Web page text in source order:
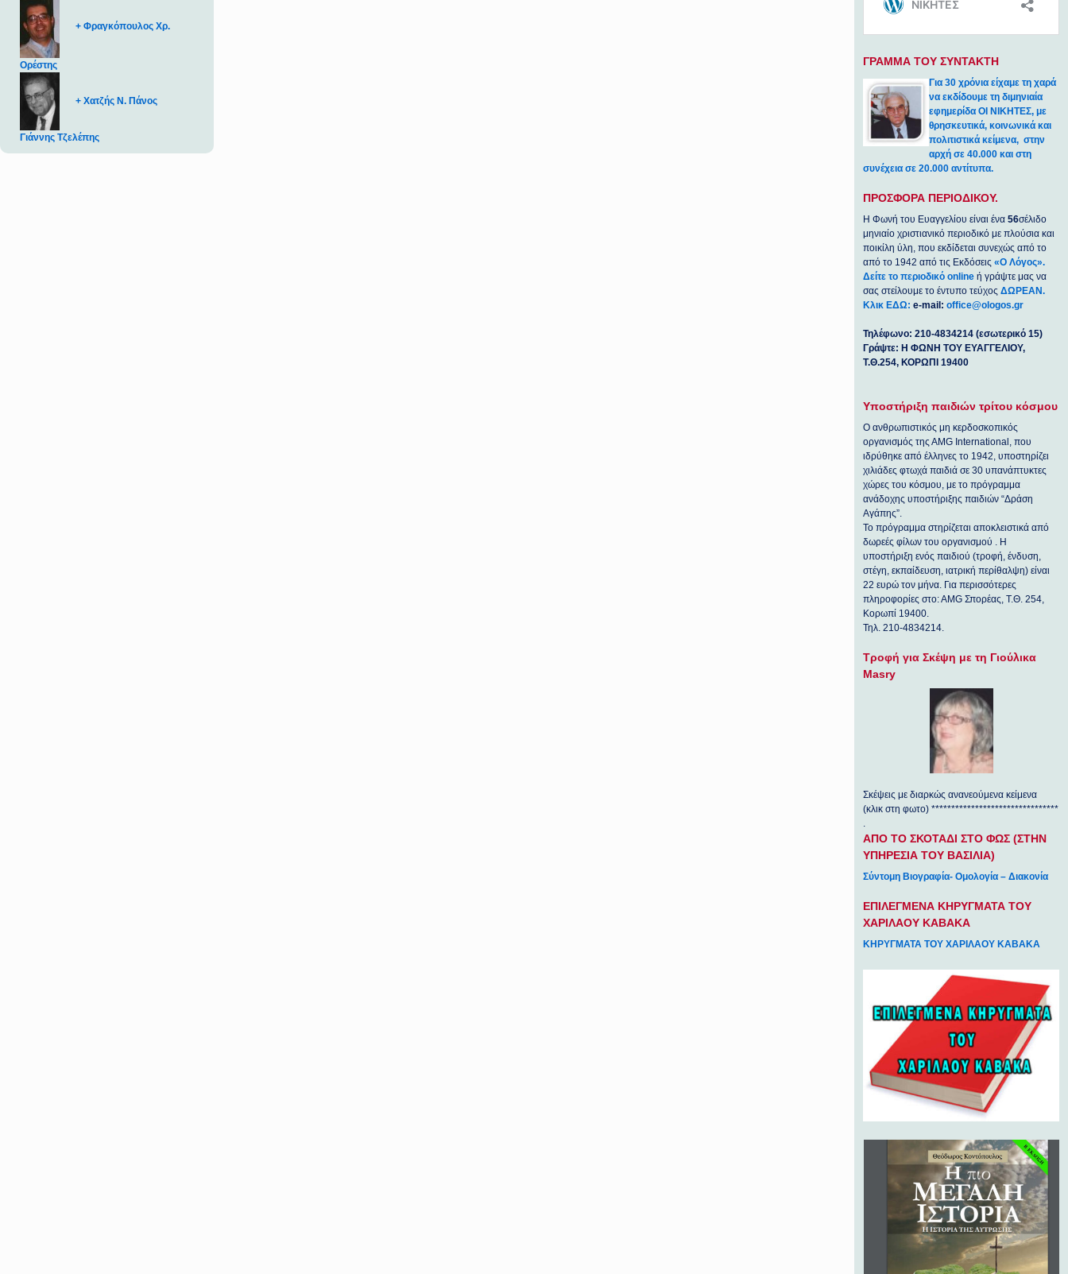
+ Φραγκόπουλος Χρ.
Ορέστης
+ Χατζής Ν. Πάνος
Γιάννης Τζελέπης
ΓΡΑΜΜΑ ΤΟΥ ΣΥΝΤΑΚΤΗ
Για 30 χρόνια είχαμε τη χαρά
να εκδίδουμε τη διμηνιαία
εφημερίδα ΟΙ ΝΙΚΗΤΕΣ, με
θρησκευτικά, κοινωνικά και
πολιτιστικά κείμενα, στην
αρχή σε 40.000 και στη
συνέχεια σε 20.000 αντίτυπα.
ΠΡΟΣΦΟΡΑ ΠΕΡΙΟΔΙΚΟΥ.
Η Φωνή του Ευαγγελίου είναι ένα56σέλιδο
μηνιαίο χριστιανικό περιοδικό με πλούσια και
ποικίλη ύλη, που εκδίδεται συνεχώς από το
από το 1942 από τις Εκδόσεις«Ο Λόγος».
Δείτε το περιοδικό online ή γράψτε μας να
σας στείλουμε το έντυπο τεύχοςΔΩΡΕΑΝ.
Κλικ ΕΔΩ: e-mail:office@ologos.gr
Τηλέφωνο: 210-4834214 (εσωτερικό 15)
Γράψτε: Η ΦΩΝΗ ΤΟΥ ΕΥΑΓΓΕΛΙΟΥ,
Τ.Θ.254, ΚΟΡΩΠΙ 19400
Υποστήριξη παιδιών τρίτου κόσμου
Ο ανθρωπιστικός μη κερδοσκοπικός
οργανισμός της ΑΜG International, που
ιδρύθηκε από έλληνες το 1942, υποστηρίζει
χιλιάδες φτωχά παιδιά σε 30 υπανάπτυκτες
χώρες του κόσμου, με το πρόγραμμα
ανάδοχης υποστήριξης παιδιών “Δράση
Αγάπης”.
Το πρόγραμμα στηρίζεται αποκλειστικά από
δωρεές φίλων του οργανισμού . Η
υποστήριξη ενός παιδιού (τροφή, ένδυση,
στέγη, εκπαίδευση, ιατρική περίθαλψη) είναι
22 ευρώ τον μήνα. Για περισσότερες
πληροφορίες στο: ΑΜG Σπορέας, Τ.Θ. 254,
Κορωπί 19400.
Τηλ. 210-4834214.
Τροφή για Σκέψη με τη Γιούλικα
Masry
Σκέψεις με διαρκώς ανανεούμενα κείμενα
(κλικ στη φωτο) ********************************
.
ΑΠΟ ΤΟ ΣΚΟΤΑΔΙ ΣΤΟ ΦΩΣ (ΣΤΗΝ
ΥΠΗΡΕΣΙΑ ΤΟΥ ΒΑΣΙΛΙΑ)
Σύντομη Βιογραφία- Ομολογία – Διακονία
ΕΠΙΛΕΓΜΕΝΑ ΚΗΡΥΓΜΑΤΑ ΤΟΥ
ΧΑΡΙΛΑΟΥ ΚΑΒΑΚΑ
ΚΗΡΥΓΜΑΤΑ ΤΟΥ ΧΑΡΙΛΑΟΥ ΚΑΒΑΚΑ